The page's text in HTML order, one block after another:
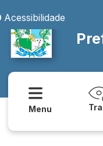
Acessibilidade
Menu